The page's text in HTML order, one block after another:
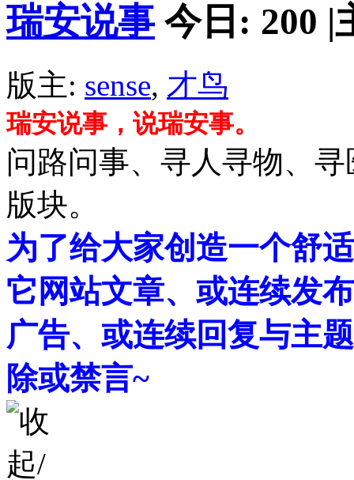
瑞安说事 今日: 200 |
版主: sense, 才鸟
瑞安说事，说瑞安事。
问路问事、寻人寻物、
版块。
为了给大家创造一个舒
它网站文章、或连续发
广告、或连续回复与主
除或禁言~